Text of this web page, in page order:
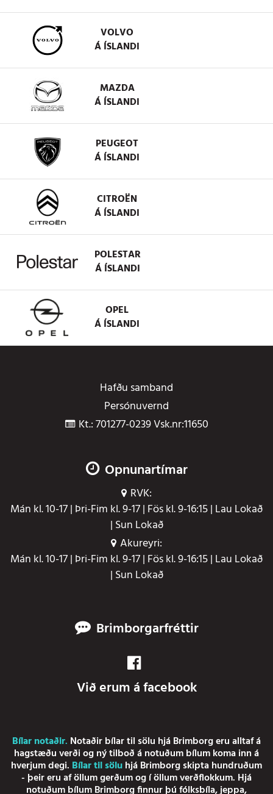
VOLVO
Á ÍSLANDI
MAZDA
Á ÍSLANDI
PEUGEOT
Á ÍSLANDI
CITROËN
Á ÍSLANDI
POLESTAR
Á ÍSLANDI
OPEL
Á ÍSLANDI
Hafðu samband
Persónuvernd
Kt.: 701277-0239 Vsk.nr:11650
Opnunartímar
RVK:
Mán kl. 10-17 | Þri-Fim kl. 9-17 | Fös kl. 9-16:15 | Lau Lokað
| Sun Lokað
Akureyri:
Mán kl. 10-17 | Þri-Fim kl. 9-17 | Fös kl. 9-16:15 | Lau Lokað
| Sun Lokað
Brimborgarfréttir
Við erum á facebook
Bílar notaðir. Notaðir bílartil sölu hjá Brimborg eru alltaf á
hagstæðu verði og ný tilboð á notuðum bílum koma inn á
hverjum degi. Bílar til söluhjá Brimborg skipta hundruðum
- þeir eru af öllum gerðum og í öllum verðflokkum. Hjá
notuðum bílum Brimborg finnur þú fólksbíla, jeppa,